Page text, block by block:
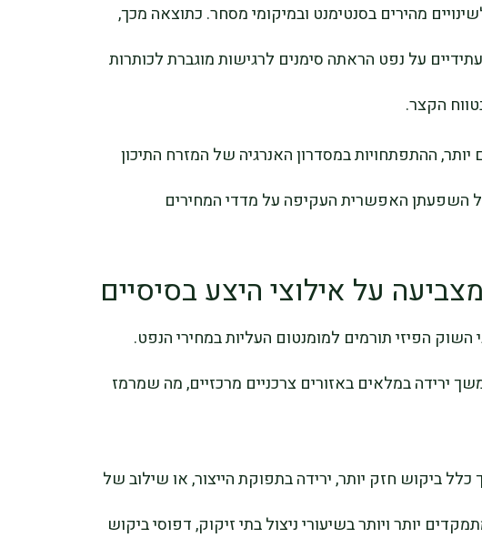
מהירים בסנטימנט ובמיקומי מסחר. כתוצאה מכך,
על נפט הראתה סימנים לרגישות מוגברת לכותרות
הקצר.
יותר, ההתפתחויות במסדרון האנרגיה של המזרח התיכון
השפעתן האפשרית העקיפה על מדדי המחירים
על אילוצי היצע בסיסיים
השוק הפיזי תורמים למומנטום העליות במחירי הנפט.
ירידה במלאים באזורים צרכניים מרכזיים, מה שמרמז
ביקוש חזק יותר, ירידה בתפוקת הייצור, או שילוב של
יותר ויותר בשיעורי ניצול בתי זיקוק, דפוסי ביקוש